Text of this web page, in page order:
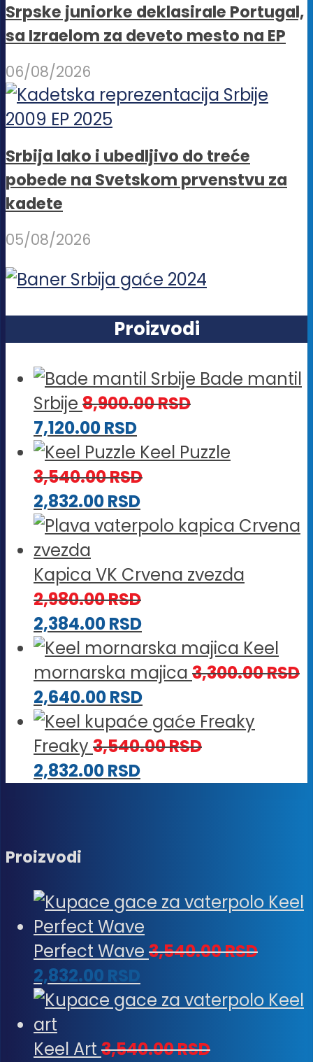
Srpske juniorke deklasirale Portugal,
sa Izraelom za deveto mesto na EP
06/08/2026
Srbija lako i ubedljivo do treće
pobede na Svetskom prvenstvu za
kadete
05/08/2026
Proizvodi
Bade mantil
Srbije 8,900.00RSD
7,120.00RSD
Keel Puzzle
3,540.00RSD
2,832.00RSD
Kapica VK Crvena zvezda
2,980.00RSD
2,384.00RSD
Keel
mornarska majica 3,300.00RSD
2,640.00RSD
Freaky 3,540.00RSD
2,832.00RSD
Proizvodi
Perfect Wave 3,540.00RSD
2,832.00 RSD
Keel Art 3,540.00RSD